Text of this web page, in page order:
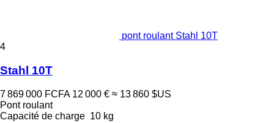
pont roulant Stahl 10T
4
Stahl 10T
7 869 000 FCFA 12 000 € ≈ 13 860 $US
Pont roulant
Capacité de charge 10 kg